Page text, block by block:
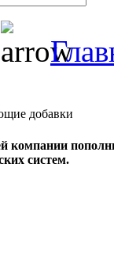
добавки
компании
систем.